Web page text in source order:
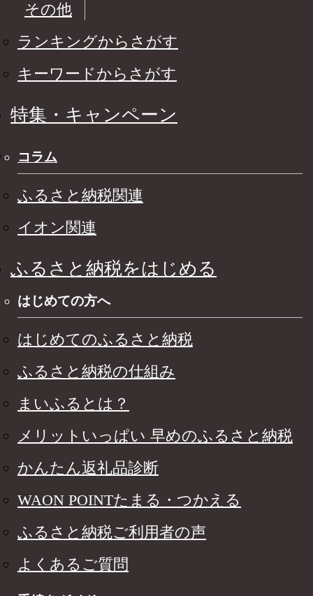
その他
ランキングからさがす
キーワードからさがす
特集・キャンペーン
コラム
ふるさと納税関連
イオン関連
ふるさと納税をはじめる
はじめての方へ
はじめてのふるさと納税
ふるさと納税の仕組み
まいふるとは？
メリットいっぱい 早めのふるさと納税
かんたん返礼品診断
WAON POINTたまる・つかえる
ふるさと納税ご利用者の声
よくあるご質問